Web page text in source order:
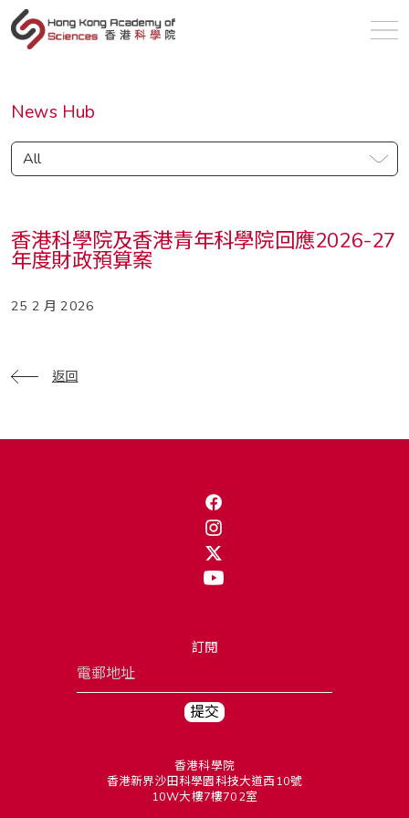
News Hub
All
香港科學院及香港青年科學院回應2026-27
年度財政預算案
25 2 月 2026
返回
訂閱
香港科學院
香港新界沙田科學園科技大道西10號
10W大樓7樓702室